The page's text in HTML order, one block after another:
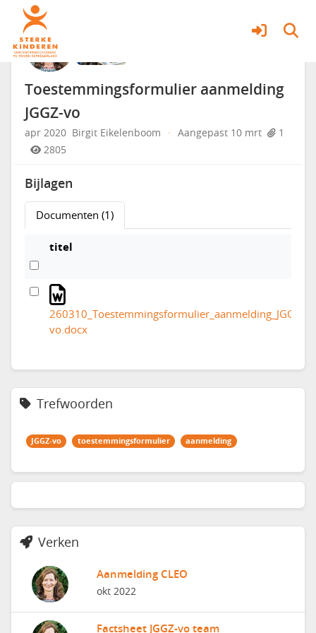
Toestemmingsformulier aanmelding
JGGZ-vo
apr 2020 Birgit Eikelenboom · Aangepast 10 mrt
1
2805
Bijlagen
Documenten (1)
titel
260310_Toestemmingsformulier_aanmelding_JGGZ-
vo.docx
Trefwoorden
JGGZ-vo toestemmingsformulier aanmelding
Verken
Aanmelding CLEO
okt 2022
Factsheet JGGZ-vo team